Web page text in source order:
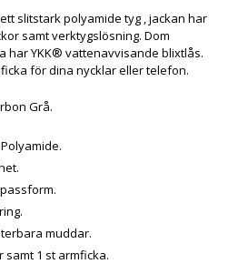
slitstark polyamide tyg , jackan har
samt verktygslösning. Dom
har YKK® vattenavvisande blixtlås.
för dina nycklar eller telefon.
Grå.
muddar.
samt 1 st armficka.